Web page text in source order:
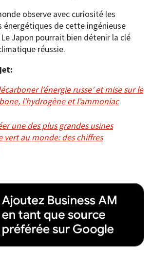
observe avec curiosité les
énergétiques de cette ingénieuse
Japon pourrait bien détenir la clé
réussie.
l’énergie russe’ et mise sur le
l’hydrogène et l’ammoniac
une des plus grandes usines
vert au monde: des chiffres